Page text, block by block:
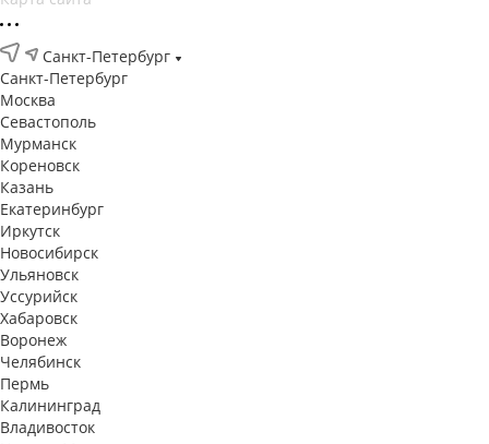
Санкт-Петербург
Санкт-Петербург
Москва
Севастополь
Мурманск
Кореновск
Казань
Екатеринбург
Иркутск
Новосибирск
Ульяновск
Уссурийск
Хабаровск
Воронеж
Челябинск
Пермь
Калининград
Владивосток